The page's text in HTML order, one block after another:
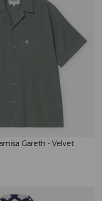
Gareth - Velvet